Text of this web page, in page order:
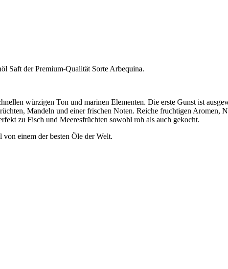
Saft der Premium-Qualität Sorte Arbequina.
würzigen Ton und marinen Elementen. Die erste Gunst ist
Mandeln und einer frischen Noten. Reiche fruchtigen Aromen,
zu Fisch und Meeresfrüchten sowohl roh als auch gekocht.
einem der besten Öle der Welt.